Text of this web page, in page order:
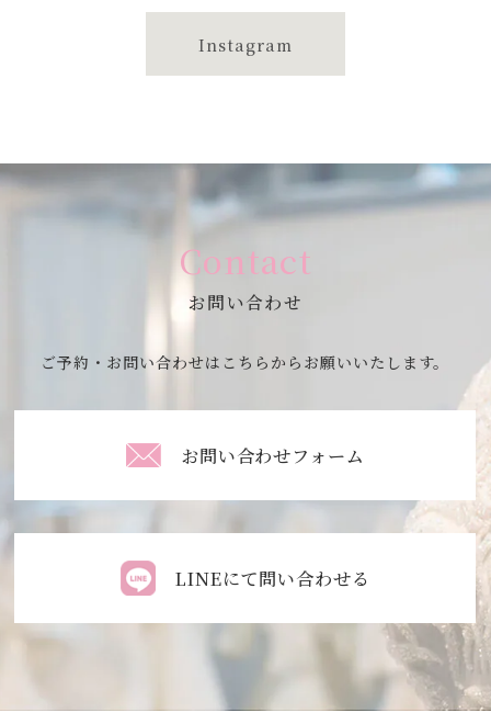
Instagram
Contact
お問い合わせ
ご予約・お問い合わせはこちらからお願いいたします。
お問い合わせフォーム
LINEにて問い合わせる